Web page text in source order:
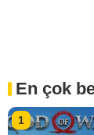
En çok
1